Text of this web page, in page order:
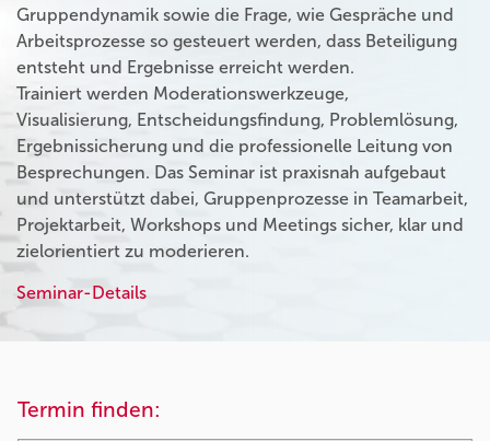
Gruppendynamik sowie die Frage, wie Gespräche und
Arbeitsprozesse so gesteuert werden, dass Beteiligung
entsteht und Ergebnisse erreicht werden.
Trainiert werden Moderationswerkzeuge,
Visualisierung, Entscheidungsfindung, Problemlösung,
Ergebnissicherung und die professionelle Leitung von
Besprechungen. Das Seminar ist praxisnah aufgebaut
und unterstützt dabei, Gruppenprozesse in Teamarbeit,
Projektarbeit, Workshops und Meetings sicher, klar und
zielorientiert zu moderieren.
Seminar-Details
Termin finden: